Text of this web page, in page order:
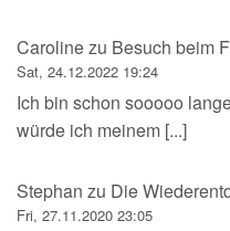
Carolinezu Besuch beim
Sat, 24.12.2022 19:24
Ich bin schon sooooo
würde ich meinem [...]
Stephan zu Die
Fri, 27.11.2020 23:05